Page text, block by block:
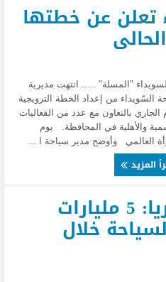
تعلن عن خطتها
"المسلة" ..... انتهت مديرية
السّويداء من إعداد الخطة الترويجية
الجاري بالتعاون مع عدد من الفعاليات
والأهلية في المحافظة. يوم
العالمي وأوضح مدير سياحة ا ...
المزيد
وزير سياحة سوريا: 5 مليارات
خلال